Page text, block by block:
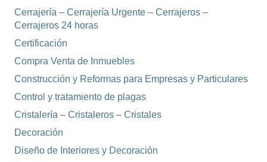
Cerrajería – Cerrajería Urgente – Cerrajeros –
Cerrajeros 24 horas
Certificación
Compra Venta de Inmuebles
Construcción y Reformas para Empresas y Particulares
Control y tratamiento de plagas
Cristalería – Cristaleros – Cristales
Decoración
Diseño de Interiores y Decoración